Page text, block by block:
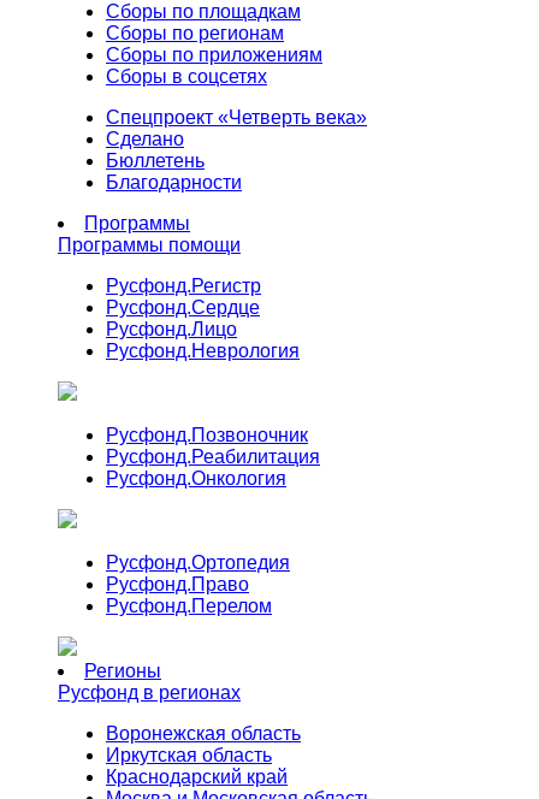
Сборы по площадкам
Сборы по регионам
Сборы по приложениям
Сборы в соцсетях
Спецпроект «Четверть века»
Сделано
Бюллетень
Благодарности
Программы
Программы помощи
Русфонд.Регистр
Русфонд.Сердце
Русфонд.Лицо
Русфонд.Неврология
Русфонд.Позвоночник
Русфонд.Реабилитация
Русфонд.Онкология
Русфонд.Ортопедия
Русфонд.Право
Русфонд.Перелом
Регионы
Русфонд в регионах
Воронежская область
Иркутская область
Краснодарский край